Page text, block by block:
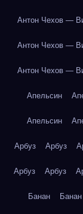
Антон Чехов —
Антон Чехов —
Антон Чехов —
Апельсин
Апельсин
Арбуз Арбуз
Арбуз Арбуз
Банан Банан